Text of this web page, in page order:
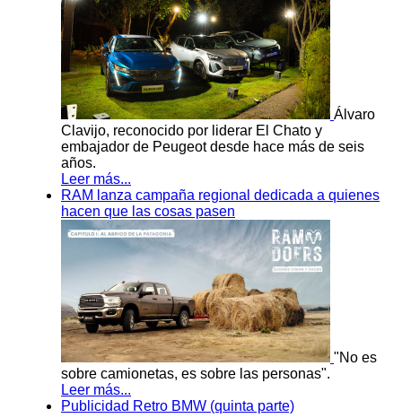
Álvaro
Clavijo, reconocido por liderar El Chato y
embajador de Peugeot desde hace más de seis
años.
Leer más...
RAM lanza campaña regional dedicada a quienes
hacen que las cosas pasen
"No es
sobre camionetas, es sobre las personas".
Leer más...
Publicidad Retro BMW (quinta parte)